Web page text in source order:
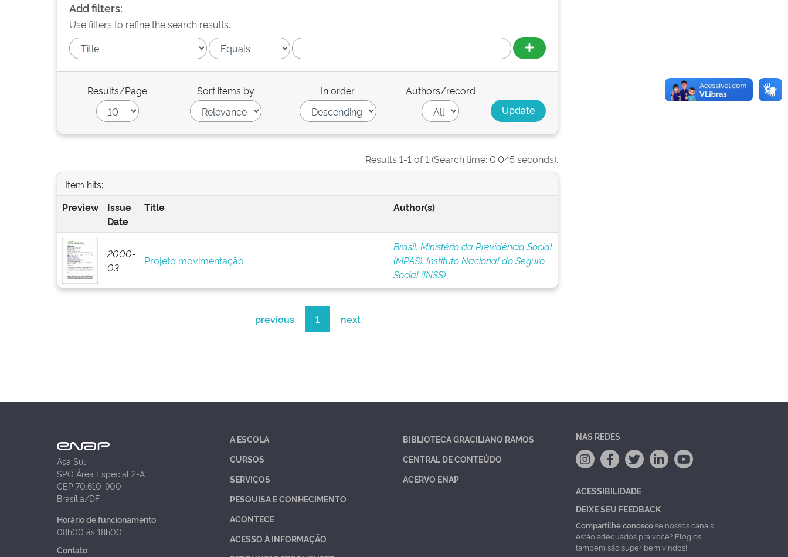
Add filters:
Use filters to refine the search results.
Results/Page Sort items by In order Authors/record
Results 1-1 of 1 (Search time: 0.045 seconds).
Item hits:
Preview
Issue
Date
Title Author(s)
2000-
03
Projeto movimentação
Brasil. Ministério da Previdência Social
(MPAS). Instituto Nacional do Seguro
Social (INSS)
previous 1 next
Asa Sul
SPO Área Especial 2-A
CEP 70.610-900
Brasília/DF
Horário de funcionamento
08h00 às 18h00
Contato
A ESCOLA
CURSOS
SERVIÇOS
PESQUISA E CONHECIMENTO
ACONTECE
ACESSO À INFORMAÇÃO
BIBLIOTECA GRACILIANO RAMOS
CENTRAL DE CONTEÚDO
ACERVO ENAP
NAS REDES
ACESSIBILIDADE
DEIXE SEU FEEDBACK
Compartilhe conoscose nossos canais
estão adequados pra você? Elogios
também são super bem vindos!